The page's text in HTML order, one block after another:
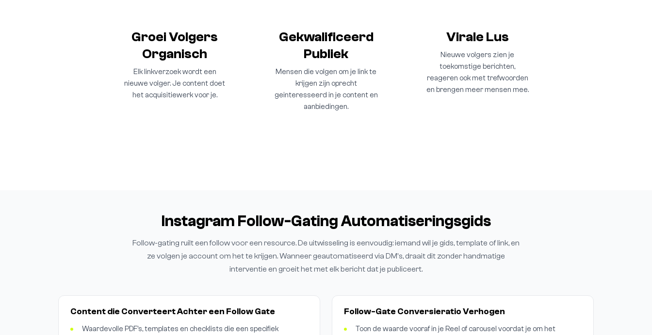
Groei Volgers
Organisch
Elk linkverzoek wordt een
nieuwe volger. Je content doet
het acquisitiewerk voor je.
Gekwalificeerd
Publiek
Mensen die volgen om je link te
krijgen zijn oprecht
geinteresseerd in je content en
aanbiedingen.
Virale Lus
Nieuwe volgers zien je
toekomstige berichten,
reageren ook met trefwoorden
en brengen meer mensen mee.
Instagram Follow-Gating Automatiseringsgids
Follow-gating ruilt een follow voor een resource. De uitwisseling is eenvoudig: iemand wil je gids, template of link, en
ze volgen je account om het te krijgen. Wanneer geautomatiseerd via DM's, draait dit zonder handmatige
interventie en groeit het met elk bericht dat je publiceert.
Content die Converteert Achter een Follow Gate
Waardevolle PDF's, templates en checklists die een specifiek
Follow-Gate Conversieratio Verhogen
Toon de waarde vooraf in je Reel of carousel voordat je om het